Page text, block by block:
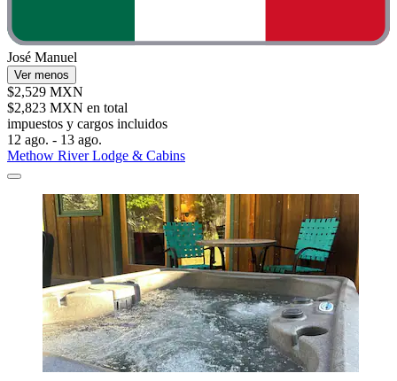
José Manuel
Ver menos
$2,529 MXN
$2,823 MXN en total
impuestos y cargos incluidos
12 ago. - 13 ago.
Methow River Lodge & Cabins